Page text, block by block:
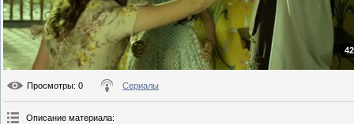
Просмотры: 0 Сериалы
Описание материала: